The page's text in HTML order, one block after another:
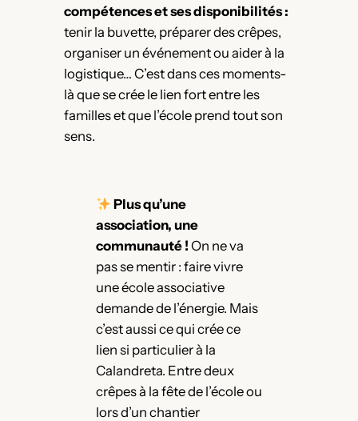
compétences et ses disponibilités :
tenir la buvette, préparer des crêpes,
organiser un événement ou aider à la
logistique… C’est dans ces moments-
là que se crée le lien fort entre les
familles et que l’école prend tout son
sens.
Plus qu’une
association, une
communauté ! On ne va
pas se mentir : faire vivre
une école associative
demande de l’énergie. Mais
c’est aussi ce qui crée ce
lien si particulier à la
Calandreta. Entre deux
crêpes à la fête de l’école ou
lors d’un chantier